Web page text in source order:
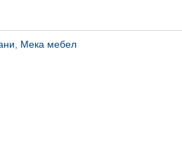
Мека мебел